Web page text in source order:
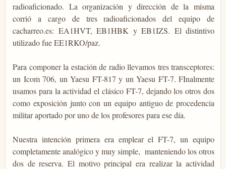
radioaficionado. La organización y dirección de la misma
corrió a cargo de tres radioaficionados del equipo de
cacharreo.es: EA1HVT, EB1HBK y EB1IZS. El distintivo
utilizado fue EE1RKO/paz.
Para componer la estación de radio llevamos tres transceptores:
un Icom 706, un Yaesu FT-817 y un Yaesu FT-7. FInalmente
usamos para la actividad el clásico FT-7, dejando los otros dos
como exposición junto con un equipo antiguo de procedencia
militar aportado por uno de los profesores para ese día.
Nuestra intención primera era emplear el FT-7, un equipo
completamente analógico y muy simple, manteniendo los otros
dos de reserva. El motivo principal era realizar la actividad